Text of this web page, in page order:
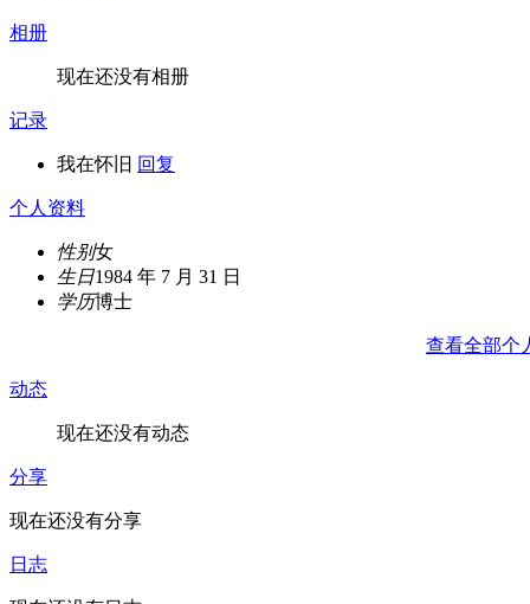
相册
现在还没有相册
记录
我在怀旧 回复
个人资料
性别女
生日1984 年 7 月 31 日
学历博士
查看全部个
动态
现在还没有动态
分享
现在还没有分享
日志